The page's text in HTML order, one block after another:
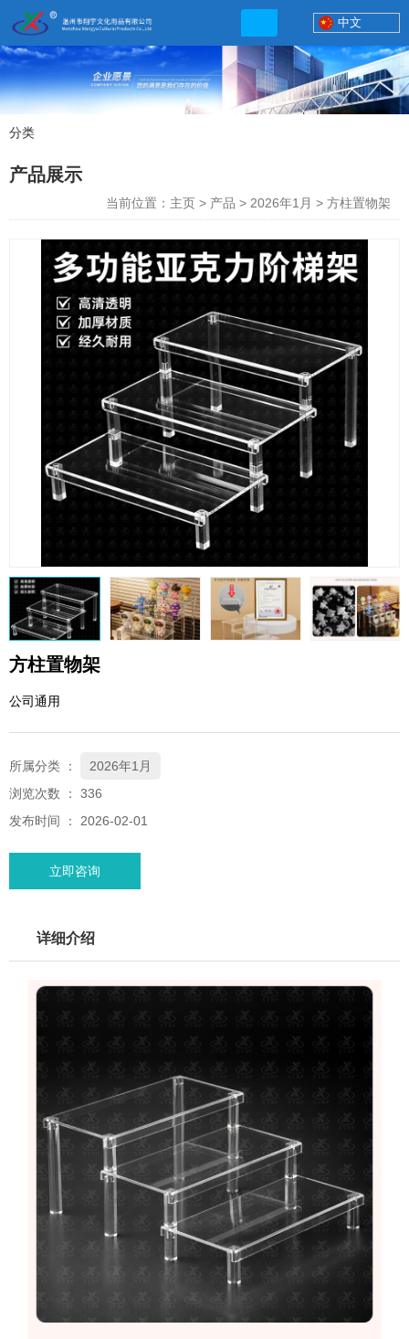
联系电话
网店地址:
http://xybp.tmall.com http://wzxybp.1688.com
QQ邮箱
xybp@qq.com
中文
分类
产品展示
当前位置：主页 > 产品 > 2026年1月 > 方柱置物架
方柱置物架
公司通用
所属分类 ：
2026年1月
浏览次数 ： 336
发布时间 ： 2026-02-01
立即咨询
详细介绍